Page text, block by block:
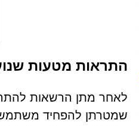
התראות מטעות
שמטרתן להפחיד